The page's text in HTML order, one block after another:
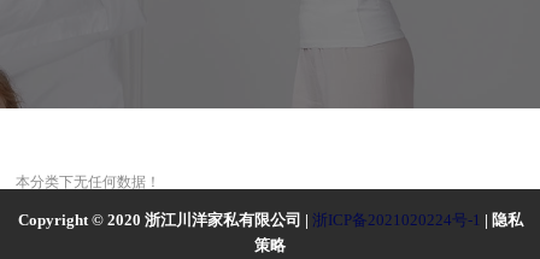
本分类下无任何数据！
Copyright © 2020 浙江川洋家私有限公司 | 浙ICP备2021020224号-1 | 隐私
策略